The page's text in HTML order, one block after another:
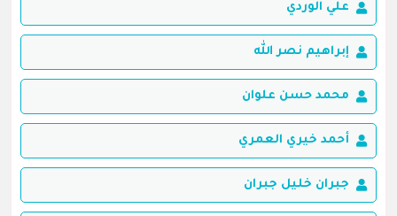
علي الوردي
إبراهيم نصر الله
محمد حسن علوان
أحمد خيري العمري
جبران خليل جبران